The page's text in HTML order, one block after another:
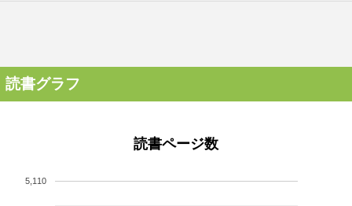
読書グラフ
読書ページ数
5,110